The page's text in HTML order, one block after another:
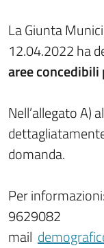
La Giunta
12.04.2022 ha
aree
Nell’allegato A)
domanda.
Per
9629082
mail